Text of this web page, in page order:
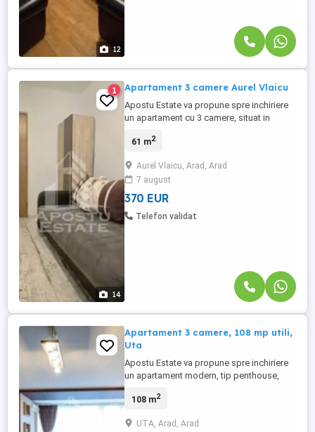
12
14
1 Apartament 3 camere Aurel Vlaicu
Apostu Estate va propune spre inchiriere
un apartament cu 3 camere, situat in
etajul 5 din 10 intr-un bloc curat, cu acces
si alte facilitati. Apartamentul are o
suprafata utila de 61 mp, este complet
decomandat si se ...
61 m2
Aurel Vlaicu, Arad, Arad
7 august
370 EUR
Telefon validat
Apartament 3 camere, 108 mp utili,
Uta
Apostu Estate va propune spre inchiriere
un apartament modern, tip penthouse,
complexul Ared. Apartamentul are 3
foarte spatios si luminos. Este mobilat
108 m2
UTA, Arad, Arad